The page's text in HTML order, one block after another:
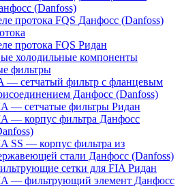
(Danfoss)
протока FQS Данфосс (Danfoss)
протока FQS Ридан
холодильные компоненты
фильтры
— сетчатый фильтр с фланцевым
Данфосс (Danfoss)
— сетчатые фильтры Ридан
— корпус фильтра Данфосс
SS — корпус фильтра из
стали Данфосс (Danfoss)
сетки для FIA Ридан
— фильтрующий элемент Данфосс